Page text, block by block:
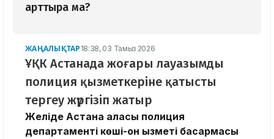
арттыра ма?
ЖАҢАЛЫҚТАР 18:38, 03 Тамыз 2026
ҰҚК Астанада жоғары лауазымды
полиция қызметкеріне қатысты
тергеу жүргізіп жатыр
Желіде Астана қаласы полиция
департаменті көші-қон қызметі басқармасы